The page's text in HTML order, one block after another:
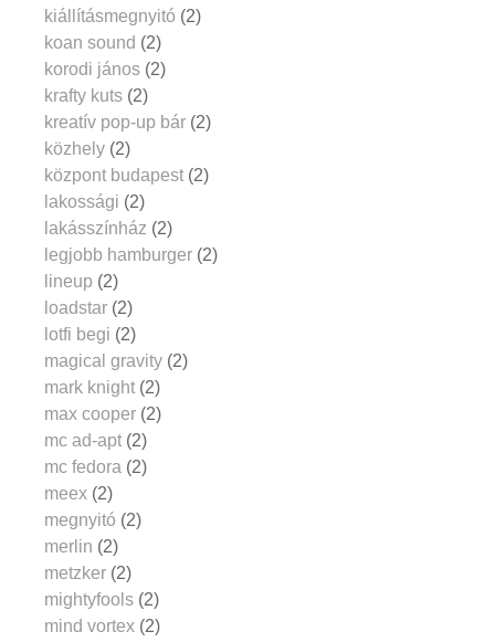
kiállításmegnyitó (2)
koan sound (2)
korodi jános (2)
krafty kuts (2)
kreatív pop-up bár (2)
közhely (2)
központ budapest (2)
lakossági (2)
lakásszínház (2)
legjobb hamburger (2)
lineup (2)
loadstar (2)
lotfi begi (2)
magical gravity (2)
mark knight (2)
max cooper (2)
mc ad-apt (2)
mc fedora (2)
meex (2)
megnyitó (2)
merlin (2)
metzker (2)
mightyfools (2)
mind vortex (2)